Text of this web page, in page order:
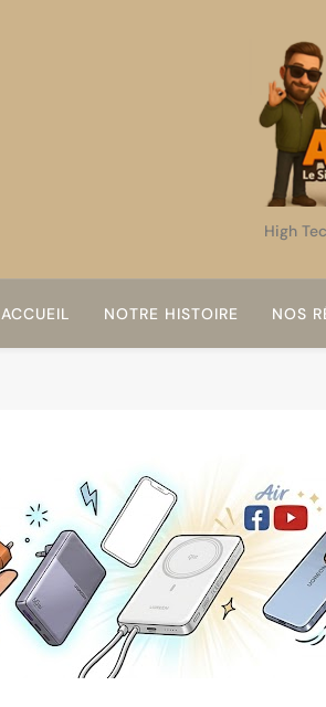
High
ACCUEIL NOTRE HISTOIRE NOS